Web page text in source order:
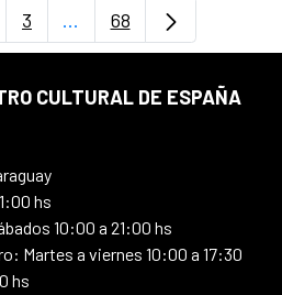
Página
3 ...Páginas intermedias
Página
68
CULTURAL DE ESPAÑA
hs
10:00 a 21:00 hs
Martes a viernes 10:00 a 17:30
hs